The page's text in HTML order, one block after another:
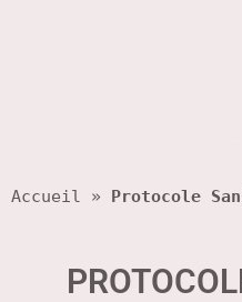
Accueil » Protocole